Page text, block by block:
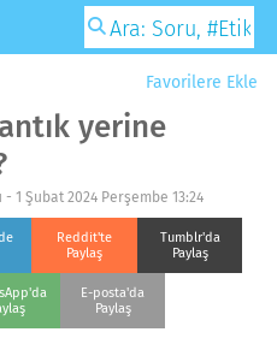
Favorilere Ekle
yerine
- 1 Şubat 2024 Perşembe 13:24
Reddit'te
Paylaş
Tumblr'da
Paylaş
E-posta'da
Paylaş